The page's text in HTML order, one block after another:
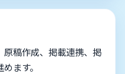
稿作成、掲載連携、掲
ます。